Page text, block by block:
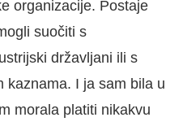
organizacije. Postaje
suočiti s
državljani ili s
kaznama. I ja sam bila u
morala platiti nikakvu